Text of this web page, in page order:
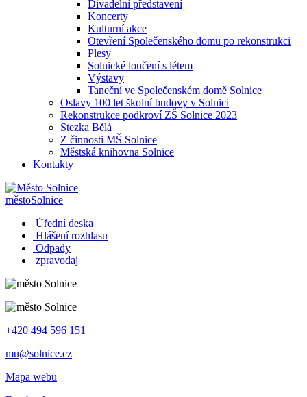
Divadelní představení
Koncerty
Kulturní akce
Otevření Společenského domu po rekonstrukci
Plesy
Solnické loučení s létem
Výstavy
Taneční ve Společenském domě Solnice
Oslavy 100 let školní budovy v Solnici
Rekonstrukce podkroví ZŠ Solnice 2023
Stezka Bělá
Z činnosti MŠ Solnice
Městská knihovna Solnice
Kontakty
městoSolnice
Úřední deska
Hlášení rozhlasu
Odpady
zpravodaj
+420 494 596 151
mu@solnice.cz
Mapa webu